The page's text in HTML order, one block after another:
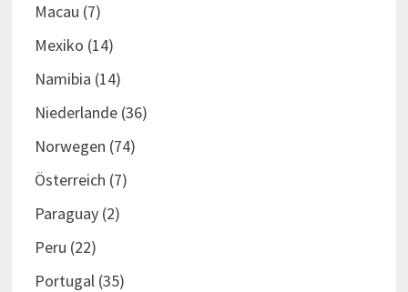
Macau (7)
Mexiko (14)
Namibia (14)
Niederlande(36)
Norwegen (74)
Österreich (7)
Paraguay(2)
Peru (22)
Portugal(35)